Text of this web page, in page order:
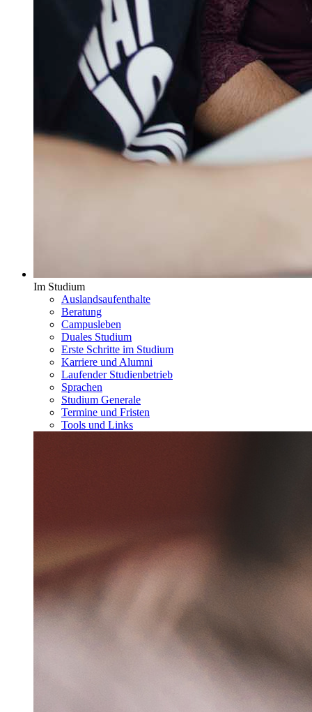
Im Studium
Auslandsaufenthalte
Beratung
Campusleben
Duales Studium
Erste Schritte im Studium
Karriere und Alumni
Laufender Studienbetrieb
Sprachen
Studium Generale
Termine und Fristen
Tools und Links